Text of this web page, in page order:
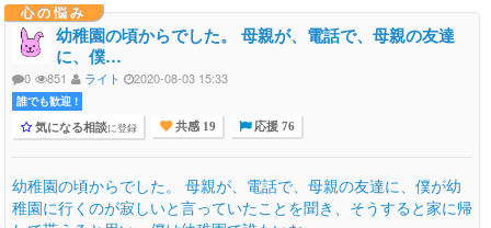
心の悩み
幼稚園の頃からでした。 母親が、電話で、母親の友達
に、僕…
0 851 ライト 2020-08-03 15:33
誰でも歓迎 !
気になる相談に登録 共感 19 応援 76
幼稚園の頃からでした。 母親が、電話で、母親の友達に、僕が幼
稚園に行くのが寂しいと言っていたことを聞き、そうすると家に帰